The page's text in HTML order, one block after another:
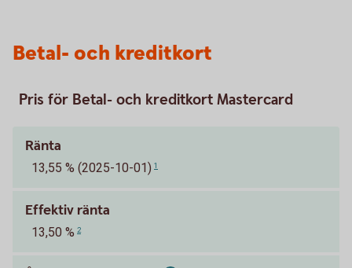
Betal- och kreditkort
Pris för Betal- och kreditkort Mastercard
Ränta
13,55 % (2025-10-01) 1
Effektiv ränta
13,50 % 2